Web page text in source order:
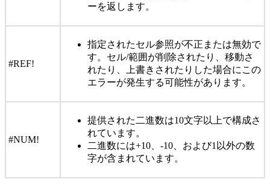
ーを返します。
#REF!
指定されたセル参照が不正または無効で
す。セル/範囲が削除されたり、移動さ
れたり、上書きされたりした場合にこの
エラーが発生する可能性があります。
#NUM!
提供された二進数は10文字以上で構成さ
れています。
二進数には+10、-10、および1以外の数
字が含まれています。